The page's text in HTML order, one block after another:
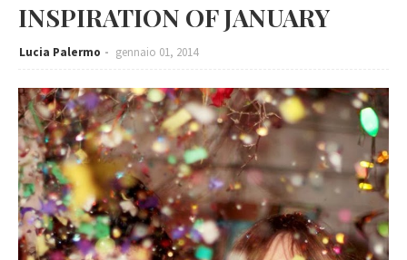
INSPIRATION OF JANUARY
Lucia Palermo gennaio 01, 2014